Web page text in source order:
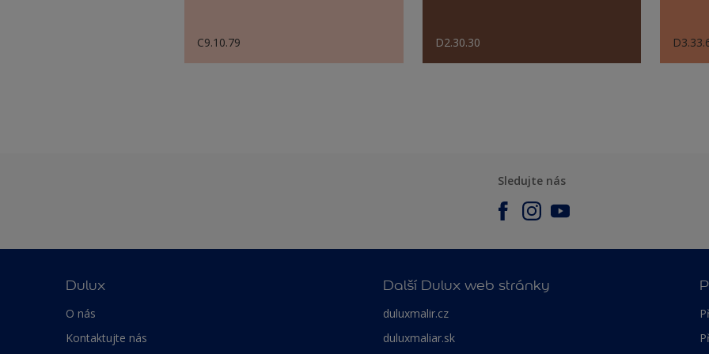
C9.10.79 D2.30.30
Sledujte nás
Dulux
O nás
Kontaktujte nás
Další Dulux web stránky
duluxmalir.cz
duluxmaliar.sk